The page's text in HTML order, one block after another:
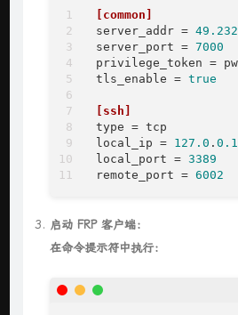
[common]
server_addr = 49.232
server_port = 7000
privilege_token
tls_enable = true
[ssh]
type
local_ip = 127.0 .0.1
local_port = 3389
remote_port = 6002
启动 FRP 客户端：
在命令提示符中执行：